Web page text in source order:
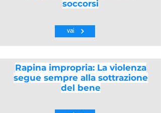
soccorsi
vai
Rapina impropria: La violenza
segue sempre alla sottrazione
del bene